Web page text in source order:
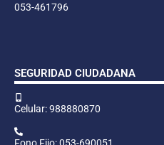
053-461796
SEGURIDAD CIUDADANA
Celular: 988880870
Fono Fijo: 053-690051